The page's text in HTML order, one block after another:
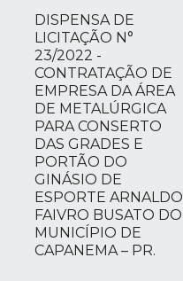
DISPENSA DE
LICITAÇÃO N°
23/2022 -
CONTRATAÇÃO DE
EMPRESA DA ÁREA
DE METALÚRGICA
PARA CONSERTO
DAS GRADES E
PORTÃO DO
GINÁSIO DE
ESPORTE ARNALDO
FAIVRO BUSATO DO
MUNICÍPIO DE
CAPANEMA – PR.